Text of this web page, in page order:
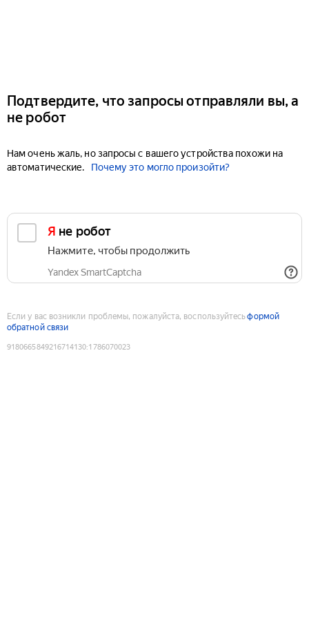
Подтвердите, что запросы отправляли вы, а
не робот
Нам очень жаль, но запросы с вашего устройства похожи на
автоматические.
Почему это могло произойти?
Я не робот
Нажмите, чтобы продолжить
Yandex SmartCaptcha
Если у вас возникли проблемы, пожалуйста, воспользуйтесьформой
обратной связи
9180665849216714130:1786070023